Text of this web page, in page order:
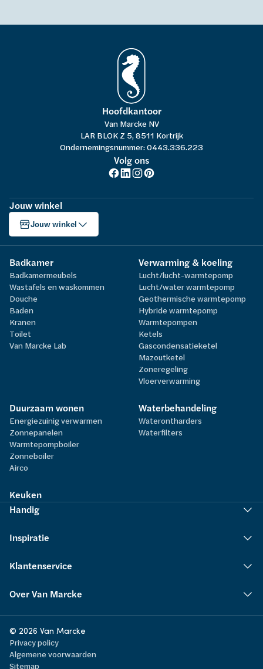
Hoofdkantoor
Van Marcke NV
LAR BLOK Z 5, 8511 Kortrijk
Ondernemingsnummer: 0443.336.223
Volg ons
Jouw winkel
Jouw winkel
Badkamer
Badkamermeubels
Wastafels en waskommen
Douche
Baden
Kranen
Toilet
Van Marcke Lab
Verwarming & koeling
Lucht/lucht-warmtepomp
Lucht/water warmtepomp
Geothermische warmtepomp
Hybride warmtepomp
Warmtepompen
Ketels
Gascondensatieketel
Mazoutketel
Zoneregeling
Vloerverwarming
Duurzaam wonen
Energiezuinig verwarmen
Zonnepanelen
Warmtepompboiler
Zonneboiler
Airco
Waterbehandeling
Waterontharders
Waterfilters
Keuken
Handig
Inspiratie
Klantenservice
Over Van Marcke
© 2026 Van Marcke
Privacy policy
Algemene voorwaarden
Sitemap